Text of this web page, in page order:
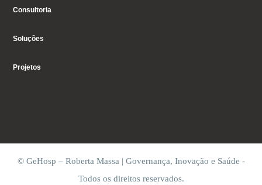
Consultoria
Soluções
Projetos
© GeHosp – Roberta Massa | Governança, Inovação e Saúde -
Todos os direitos reservados.